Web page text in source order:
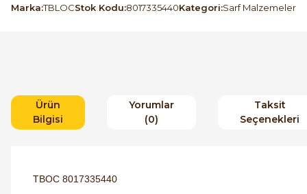
Marka TBLOCStok Kodu 8017335440Kategori Sarf Malzemeler
Ürün
Bilgisi
Yorumlar
(0)
Taksit
Seçenekleri
TBOC 8017335440